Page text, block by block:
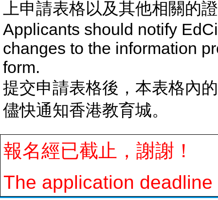
上申請表格以及其他相關的
Applicants should notify
changes to the information
form.
提交申請表格後，本表格內
儘快通知香港教育城。
報名經已截止，謝謝！
The application